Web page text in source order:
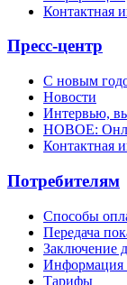
Контактная
Пресс-центр
С новым
Новости
Интервью,
НОВОЕ:
Контактная
Потребителям
Способы
Передача
Заключение
Информация
Тарифы